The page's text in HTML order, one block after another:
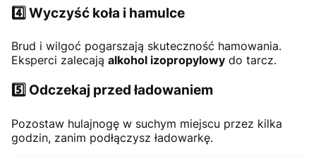
4️⃣ Wyczyść koła i hamulce
Brud i wilgoć pogarszają skuteczność hamowania.
Eksperci zalecają alkohol izopropylowy do tarcz.
5️⃣ Odczekaj przed ładowaniem
Pozostaw hulajnogę w suchym miejscu przez kilka
godzin, zanim podłączysz ładowarkę.